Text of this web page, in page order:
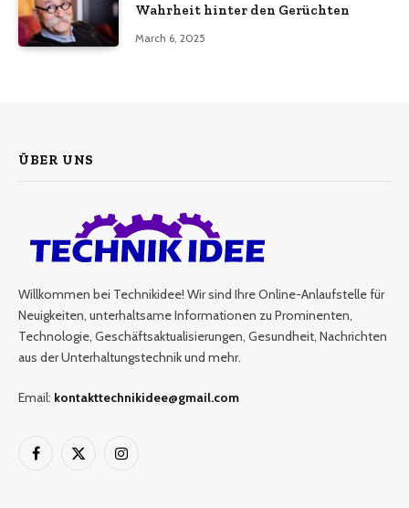
Wahrheit hinter den Gerüchten
March 6, 2025
ÜBER UNS
Willkommen bei Technikidee! Wir sind Ihre Online-Anlaufstelle für
Neuigkeiten, unterhaltsame Informationen zu Prominenten,
Technologie, Geschäftsaktualisierungen, Gesundheit, Nachrichten
aus der Unterhaltungstechnik und mehr.
Email: kontakttechnikidee@gmail.com
Facebook
X
Instagram